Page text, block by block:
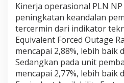
Kinerja operasional PLN
peningkatan keandalan
tercermin dari indikator
Equivalent Forced Outage
mencapai 2,88%, lebih baik
Sedangkan pada unit
mencapai 2,77%, lebih baik